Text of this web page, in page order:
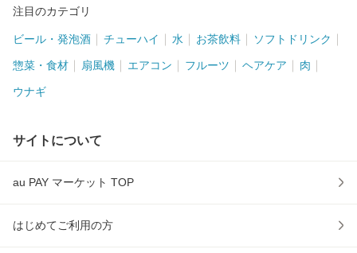
注目のカテゴリ
ビール・発泡酒 チューハイ 水 お茶飲料 ソフトドリンク
惣菜・食材 扇風機 エアコン フルーツ ヘアケア 肉
ウナギ
サイトについて
au PAY マーケット TOP
はじめてご利用の方